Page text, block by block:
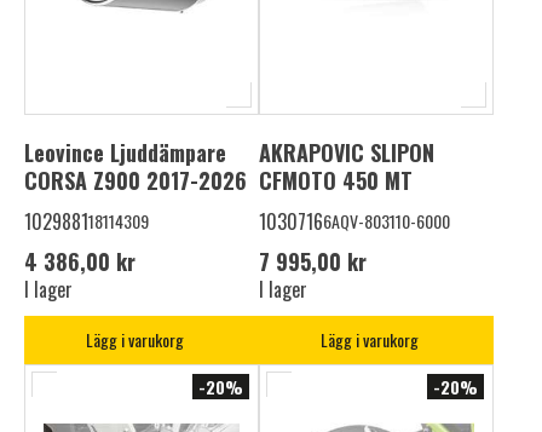
Leovince Ljuddämpare
CORSA Z900 2017-2026
102988118114309
4 386,00 kr
I lager
Lägg i varukorg
AKRAPOVIC SLIPON
CFMOTO 450 MT
10307166AQV-803110-6000
7 995,00 kr
I lager
Lägg i varukorg
-20%
-20%